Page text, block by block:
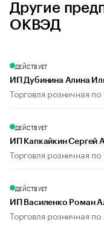
Другие
ОКВЭД
ДЕЙСТВУЕТ
ИП Дубинина Алина
Торговля розничная по
ДЕЙСТВУЕТ
ИП Капкайкин Сергей
Торговля розничная по
ДЕЙСТВУЕТ
ИП Василенко Роман
Торговля розничная по